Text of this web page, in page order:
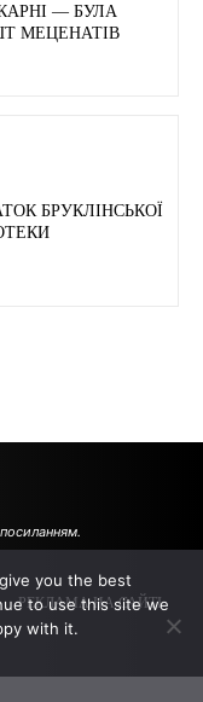
— БУЛА
МЕЦЕНАТІВ
БРУКЛІНСЬКОЇ
РЕКЛАМА НА САЙТІ
you the best
to use this site we
with it.